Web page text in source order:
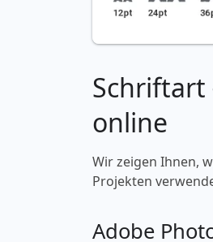
online
Wir zeigen Ihnen,
Projekten
Adobe